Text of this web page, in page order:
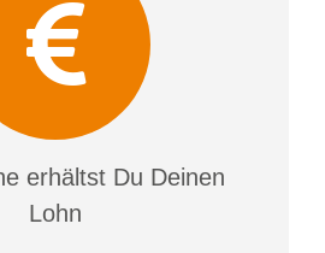
erhältst Du Deinen
Lohn